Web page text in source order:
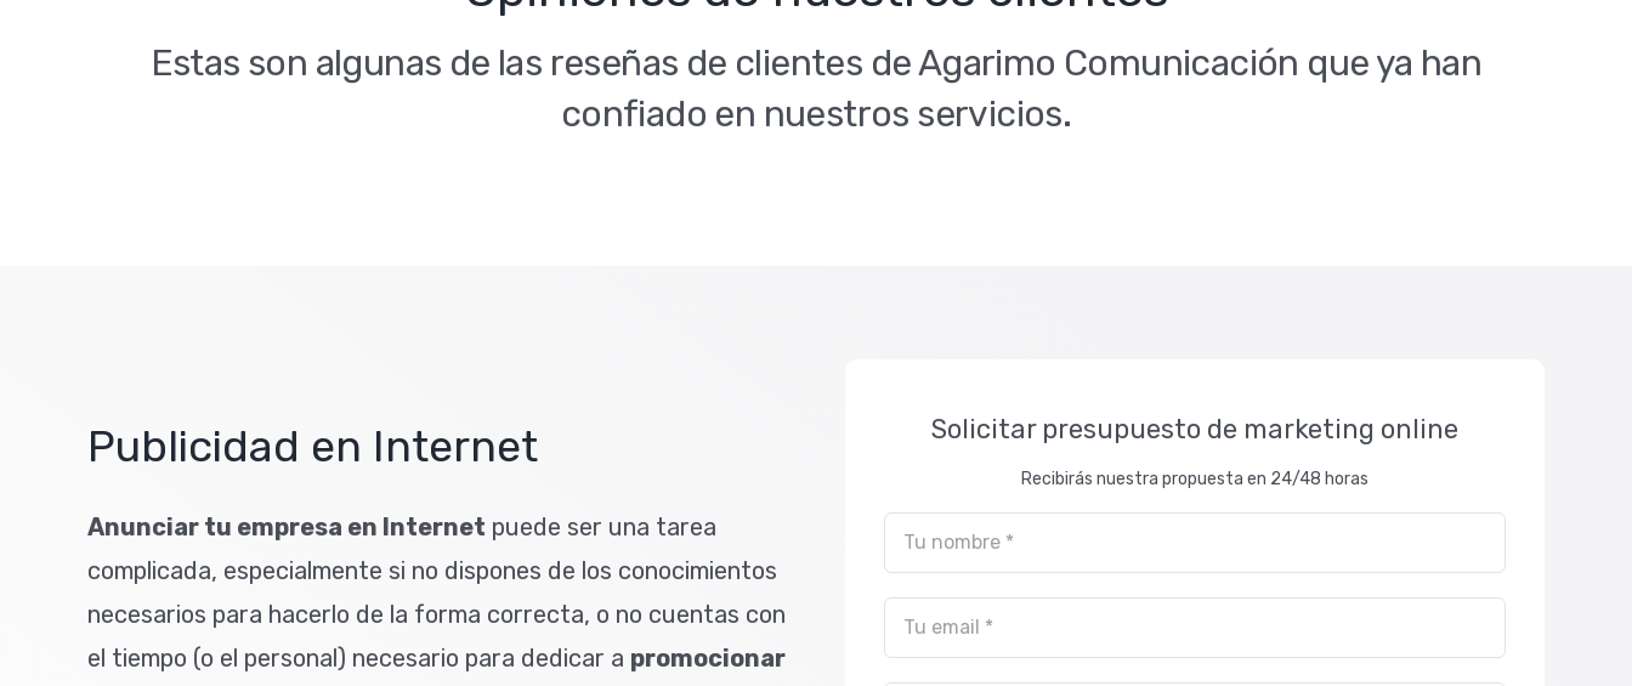
Estas son algunas de las reseñas de clientes de Agarimo Comunicación que ya han
confiado en nuestros servicios.
Publicidad en Internet
Anunciar tu empresa en Internet puede ser una tarea
complicada, especialmente si no dispones de los conocimientos
necesarios para hacerlo de la forma correcta, o no cuentas con
el tiempo (o el personal) necesario para dedicar a promocionar
Solicitar presupuesto de marketing online
Recibirás nuestra propuesta en 24/48 horas